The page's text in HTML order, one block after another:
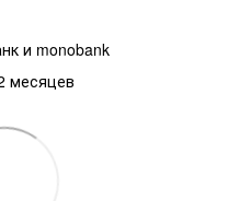
и monobank
месяцев